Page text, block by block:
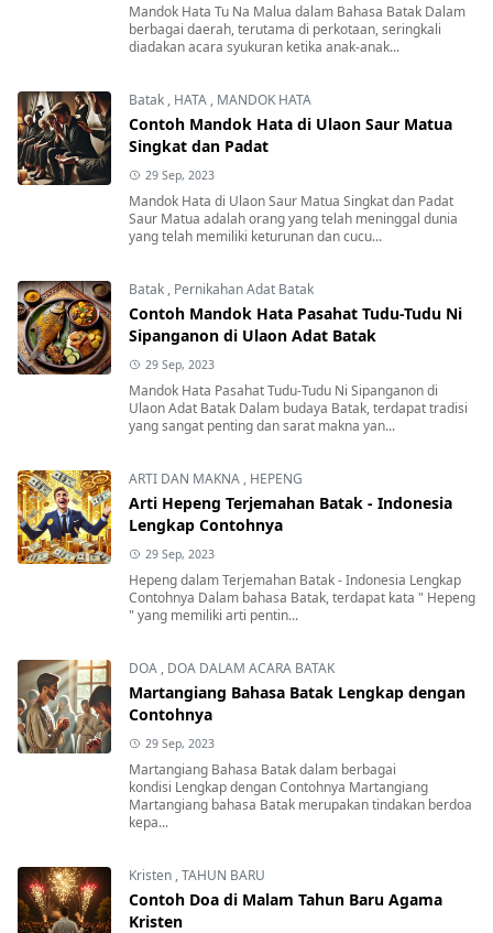
Mandok Hata Tu Na Malua dalam Bahasa Batak Dalam
berbagai daerah, terutama di perkotaan, seringkali
diadakan acara syukuran ketika anak-anak...
Batak , HATA , MANDOK HATA
Contoh Mandok Hata di Ulaon Saur Matua
Singkat dan Padat
29 Sep, 2023
Mandok Hata di Ulaon Saur Matua Singkat dan Padat
Saur Matua adalah orang yang telah meninggal dunia
yang telah memiliki keturunan dan cucu...
Batak , Pernikahan Adat Batak
Contoh Mandok Hata Pasahat Tudu-Tudu Ni
Sipanganon di Ulaon Adat Batak
29 Sep, 2023
Mandok Hata Pasahat Tudu-Tudu Ni Sipanganon di
Ulaon Adat Batak Dalam budaya Batak, terdapat tradisi
yang sangat penting dan sarat makna yan...
ARTI DAN MAKNA , HEPENG
Arti Hepeng Terjemahan Batak - Indonesia
Lengkap Contohnya
29 Sep, 2023
Hepeng dalam Terjemahan Batak - Indonesia Lengkap
Contohnya Dalam bahasa Batak, terdapat kata " Hepeng
" yang memiliki arti pentin...
DOA , DOA DALAM ACARA BATAK
Martangiang Bahasa Batak Lengkap dengan
Contohnya
29 Sep, 2023
Martangiang Bahasa Batak dalam berbagai
kondisi Lengkap dengan Contohnya Martangiang
Martangiang bahasa Batak merupakan tindakan berdoa
kepa...
Kristen ,TAHUN BARU
Contoh Doa di Malam Tahun Baru Agama
Kristen